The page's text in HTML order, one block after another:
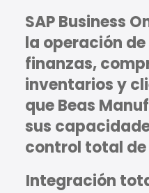
SAP Business
la operación
finanzas,
inventarios y
que Beas
sus
control total
Integración